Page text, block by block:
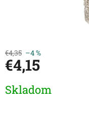
€4,35 –4 %
€4,15
cena:
Skladom